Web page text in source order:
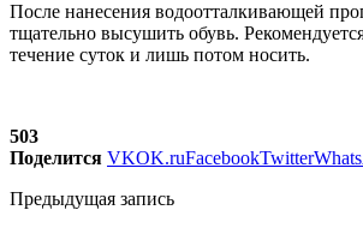
После нанесения водоотталкивающей
тщательно высушить обувь.
течение суток и лишь потом носить.
503
Поделится VKOK.ruFacebookTwitter
Предыдущая запись